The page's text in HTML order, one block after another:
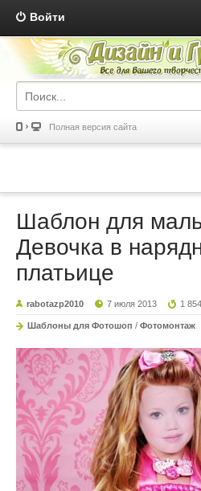
Войти
Полная версия сайта
Шаблон для
Девочка в
платьице
rabotazp2010 7 июля 2013 1 854
Шаблоны для Фотошоп / Фотомонтаж